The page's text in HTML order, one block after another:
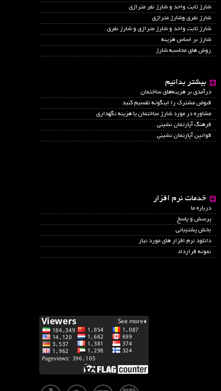
شارژ ثابت واحد و شارژ نفر متراژی
شارژ نفری وشارژ متراژی
شارژ ثابت واحد و شارژ متراژی و شارژ نفری
شارژ بر اساس هزینه
روش های محاسبه شارژ
بیشتر بدانیم
درآمدي بر هزينه‌هاي ساختمان
قبوض مشترک را اینگونه تقسیم کنید
مشاوره در مورد شارژ ساختمان یا هزینه نگهداری
فرهنگ آپارتمان نشینی
قوانین آپارتمان نشینی
خدمات نرم افزار
درباره ما
پرسش و پاسخ
بخش پشتیبانی
دانلود نرم افزار های مورد نیاز
نمونه قرارداد